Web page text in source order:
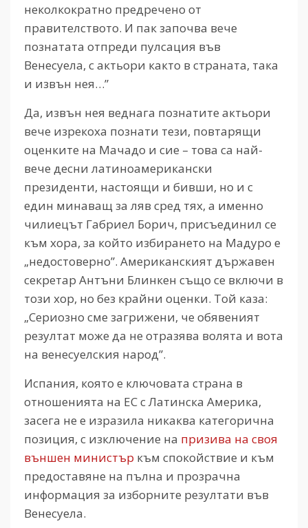
неколкократно предречено от
правителството. И пак започва вече
познатата отпреди пулсация във
Венесуела, с актьори както в страната, така
и извън нея…”
Да, извън нея веднага познатите актьори
вече изрекоха познати тези, повтарящи
оценките на Мачадо и сие – това са най-
вече десни латиноамерикански
президенти, настоящи и бивши, но и с
един минаващ за ляв сред тях, а именно
чилиецът Габриел Борич, присъединил се
към хора, за който избирането на Мадуро е
„недостоверно”. Американският държавен
секретар Антъни Блинкен също се включи в
този хор, но без крайни оценки. Той каза:
„Сериозно сме загрижени, че обявеният
резултат може да не отразява волята и вота
на венесуелския народ”.
Испания, която е ключовата страна в
отношенията на ЕС с Латинска Америка,
засега не е изразила никаква категорична
позиция, с изключение на призива на своя
външен министър към спокойствие и към
предоставяне на пълна и прозрачна
информация за изборните резултати във
Венесуела.